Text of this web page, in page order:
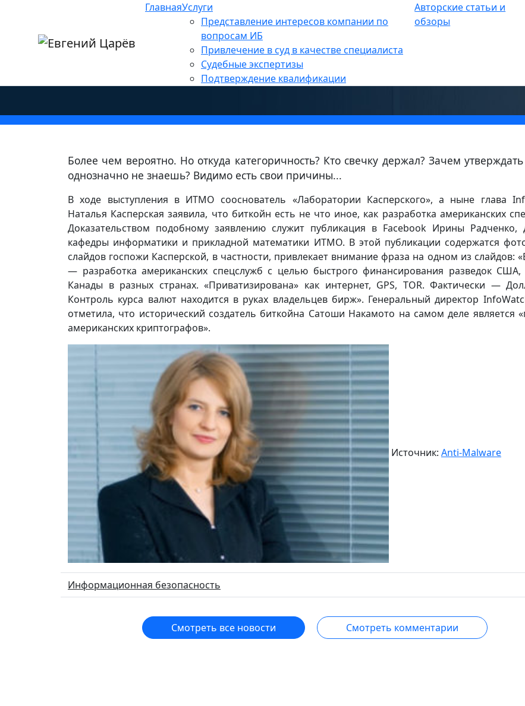
ГлавнаяУслуги
Представление интересов компании по
вопросам ИБ
Привлечение в суд в качестве специалиста
Судебные экспертизы
Подтверждение квалификации
Авторские статьи и
обзоры
Информационная безопасность»
Касперская: Биткойн — разработка американских
спецслужб
Более чем вероятно. Но откуда категоричность? Кто свечку держал? Зачем
однозначно не знаешь? Видимо есть свои причины...
В ходе выступления в ИТМО сооснователь «Лаборатории Касперского», а ныне глава
Наталья Касперская заявила, что биткойн есть не что иное, как разработка американских
Доказательством подобному заявлению служит публикация в Facebook Ирины Радченко,
кафедры информатики и прикладной математики ИТМО. В этой публикации содержатся
слайдов госпожи Касперской, в частности, привлекает внимание фраза на одном из слайдов:
— разработка американских спецслужб с целью быстрого финансирования разведок США,
Канады в разных странах. «Приватизирована» как интернет, GPS, TOR. Фактически —
Контроль курса валют находится в руках владельцев бирж». Генеральный директор
отметила, что исторический создатель биткойна Сатоши Накамото на самом деле является
американских криптографов».
Источник: Anti-Malware
Информационная безопасность
Смотреть все новости Смотреть комментарии